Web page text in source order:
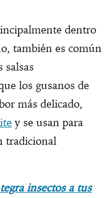
dentro
también es común
salsas
los gusanos de
más delicado,
y se usan para
tradicional
insectos a tus